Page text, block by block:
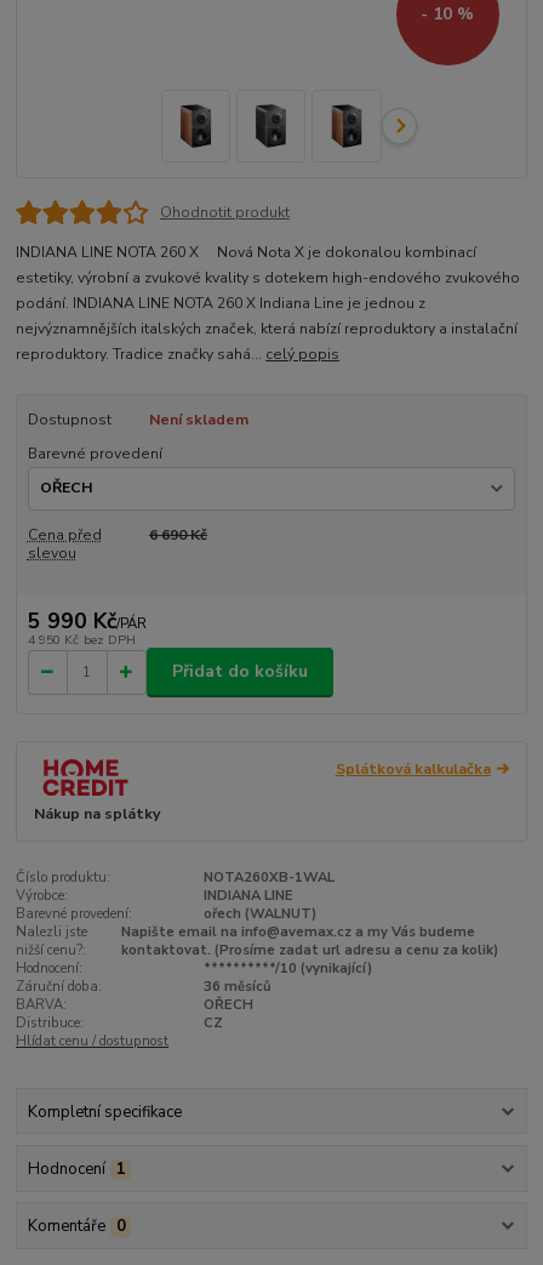
- 10 %
Ohodnotit produkt
INDIANA LINE NOTA 260 X Nová Nota X je dokonalou kombinací
estetiky, výrobní a zvukové kvality s dotekem high-endového zvukového
podání. INDIANA LINE NOTA 260 X Indiana Line je jednou z
nejvýznamnějších italských značek, která nabízí reproduktory a instalační
reproduktory. Tradice značky sahá... celý popis
Dostupnost
Není skladem
Barevné provedení
Cena před
slevou
6 690 Kč
5 990 Kč/PÁR
4 950 Kč bez DPH
Přidat do košíku
Splátková kalkulačka
Nákup na splátky
Číslo produktu:
NOTA260XB-1WAL
Výrobce:
INDIANA LINE
Barevné provedení:
ořech (WALNUT)
Nalezli jste
nižší cenu?:
Napište email na info@avemax.cz a my Vás budeme
kontaktovat. (Prosíme zadat url adresu a cenu za kolik)
Hodnocení:
**********/10 (vynikající)
Záruční doba:
36 měsíců
BARVA:
OŘECH
Distribuce:
CZ
Hlídat cenu / dostupnost
Kompletní specifikace
Hodnocení 1
Komentáře 0